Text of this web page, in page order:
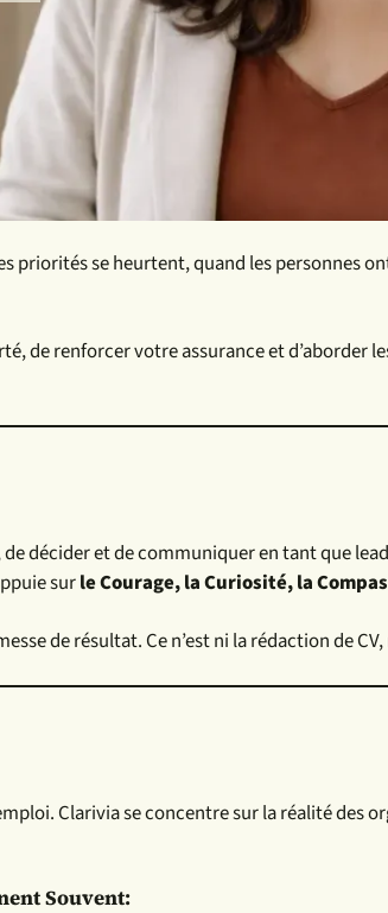
priorités se heurtent, quand les personnes
de renforcer votre assurance et
décider et de communiquer en tant que
surleCourage, la Curiosité, la
de résultat. Ce n’est ni la rédaction de
Clarivia se concentre sur la réalité des
Souvent: